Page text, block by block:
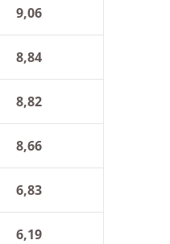
9,06
8,84
8,82
8,66
6,83
6,19